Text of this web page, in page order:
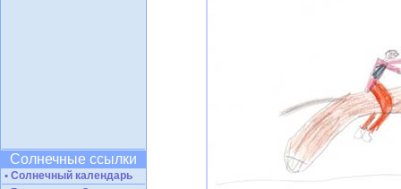
Солнечные ссылки
• Солнечный календарь